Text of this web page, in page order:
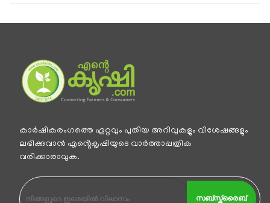
കാര്‍ഷികരംഗത്തെ ഏറ്റവും പുതിയ അറിവുകളും വിശേഷങ്ങളും
ലഭിക്കുവാന്‍ എൻ്റെകൃഷിയുടെ വാര്‍ത്താപ്പത്രിക
വരിക്കാരാവുക.
സബ്സ്ക്രൈബ്